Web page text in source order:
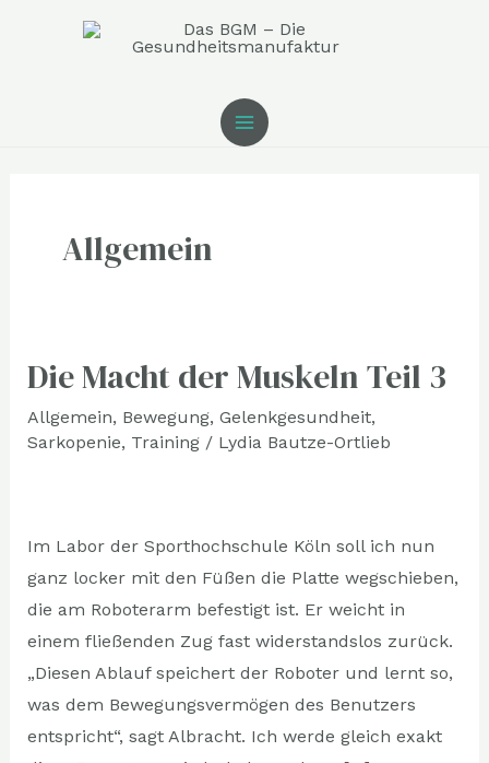
MAIN
Allgemein
Die Macht der Muskeln Teil 3
Allgemein, Bewegung, Gelenkgesundheit,
Sarkopenie, Training/ Lydia Bautze-Ortlieb
Im Labor der Sporthochschule Köln soll ich nun
ganz locker mit den Füßen die Platte wegschieben,
die am Roboterarm befestigt ist. Er weicht in
einem fließenden Zug fast widerstandslos zurück.
„Diesen Ablauf speichert der Roboter und lernt so,
was dem Bewegungsvermögen des Benutzers
entspricht“, sagt Albracht. Ich werde gleich exakt
Die
der